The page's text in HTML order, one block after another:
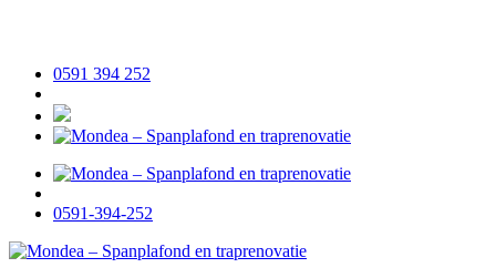
0591 394 252
0591-394-252